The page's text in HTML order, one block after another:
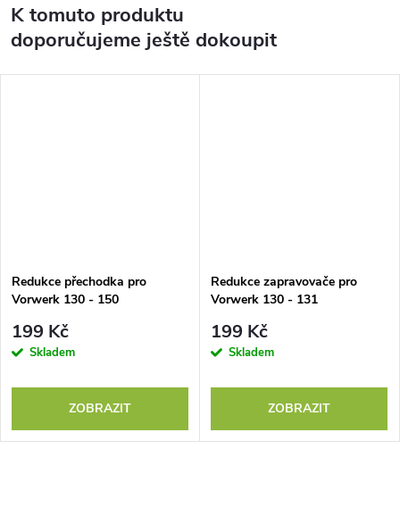
K tomuto produktu
doporučujeme ještě dokoupit
Redukce přechodka pro
Vorwerk 130 - 150
199 Kč
Skladem
ZOBRAZIT
Redukce zapravovače pro
Vorwerk 130 - 131
199 Kč
Skladem
ZOBRAZIT